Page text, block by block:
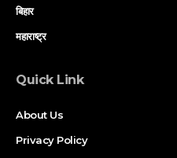
बिहार
महाराष्ट्र
Quick Link
About Us
Privacy Policy